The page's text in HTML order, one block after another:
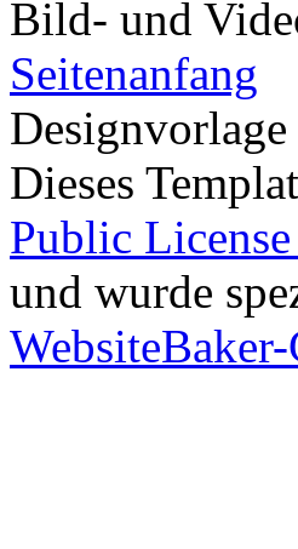
Bild- und
Seitenanfang
Dieses
Public
und wurde